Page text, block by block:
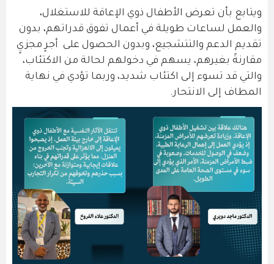
ويتابع بأن تعرض الأطفال ذوي الإعاقة للاستغلال،
والعمل لساعات طويلة في أعمال تفوق قدراتهم، بدون
تقديم الدعم والتتشجيع، وبدون الحصول على أجرٍ مجزيٍ
مقارنةً بغيرهم، يسهم في دخولهم لحالة من الاكتئاب،
والتي قد تسوء إلى اكتئاب شديد، وربما تؤدي في نهاية
المطاف إلى الانتحار.